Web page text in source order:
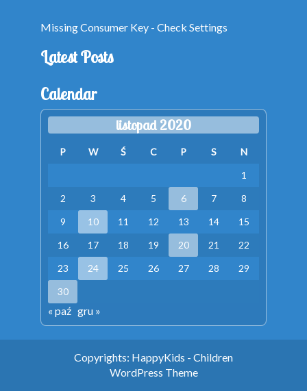
Missing Consumer Key - Check Settings
Latest Posts
Calendar
listopad 2020
P W Ś C P S
N
1
2
3 4 5 6 7
8
9
10 11 12 13 14
15
16
17 18 19 20 21
22
23
24 25 26 27 28
29
30
« paź gru »
Copyrights: HappyKids - Children
WordPress Theme